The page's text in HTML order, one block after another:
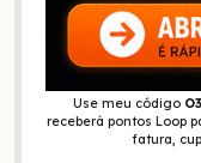
Use meu código
receberá pontos Loop
fatura,